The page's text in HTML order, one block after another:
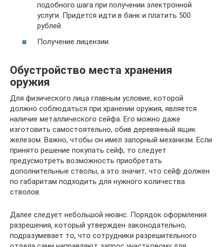
подобного шага при получении электронной
услуги. Придется идти в банк и платить 500
рублей.
Получение лицензии.
Обустройство места хранения
оружия
Для физического лица главным условие, которой
должно соблюдаться при хранении оружия, является
наличие металлического сейфа. Его можно даже
изготовить самостоятельно, обив деревянный ящик
железом. Важно, чтобы он имел запорный механизм. Если
принято решение покупать сейф, то следует
предусмотреть возможность приобретать
дополнительные стволы, а это значит, что сейф должен
по габаритам подходить для нужного количества
стволов.
Далее следует небольшой нюанс. Порядок оформления
разрешения, который утвержден законодательно,
подразумевает то, что сотрудники разрешительного